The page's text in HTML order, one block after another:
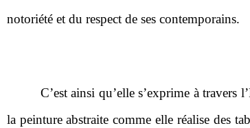
notoriété et du respect de ses contemporains.
C’est ainsi qu’elle s’exprime à
la peinture abstraite comme elle réalise des